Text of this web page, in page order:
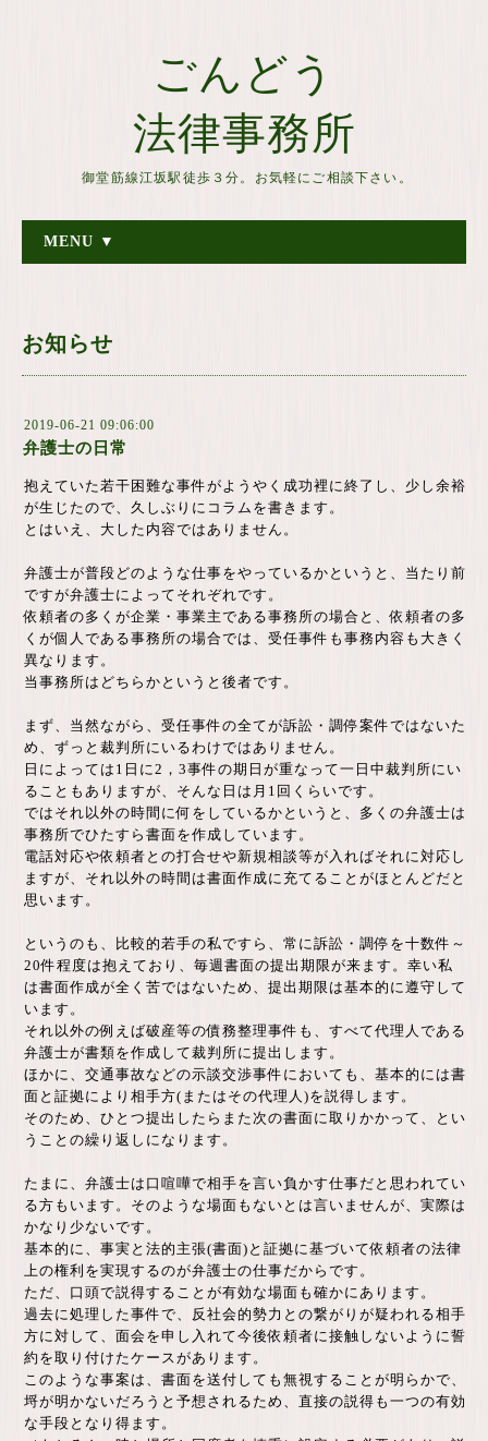
ごんどう
法律事務所
御堂筋線江坂駅徒歩３分。お気軽にご相談下さい。
MENU ▼
お知らせ
2019-06-21 09:06:00
弁護士の日常
抱えていた若干困難な事件がようやく成功裡に終了し、少し余裕
が生じたので、久しぶりにコラムを書きます。
とはいえ、大した内容ではありません。
弁護士が普段どのような仕事をやっているかというと、当たり前
ですが弁護士によってそれぞれです。
依頼者の多くが企業・事業主である事務所の場合と、依頼者の多
くが個人である事務所の場合では、受任事件も事務内容も大きく
異なります。
当事務所はどちらかというと後者です。
まず、当然ながら、受任事件の全てが訴訟・調停案件ではないた
め、ずっと裁判所にいるわけではありません。
日によっては1日に2，3事件の期日が重なって一日中裁判所にい
ることもありますが、そんな日は月1回くらいです。
ではそれ以外の時間に何をしているかというと、多くの弁護士は
事務所でひたすら書面を作成しています。
電話対応や依頼者との打合せや新規相談等が入ればそれに対応し
ますが、それ以外の時間は書面作成に充てることがほとんどだと
思います。
というのも、比較的若手の私ですら、常に訴訟・調停を十数件～
20件程度は抱えており、毎週書面の提出期限が来ます。幸い私
は書面作成が全く苦ではないため、提出期限は基本的に遵守して
います。
それ以外の例えば破産等の債務整理事件も、すべて代理人である
弁護士が書類を作成して裁判所に提出します。
ほかに、交通事故などの示談交渉事件においても、基本的には書
面と証拠により相手方(またはその代理人)を説得します。
そのため、ひとつ提出したらまた次の書面に取りかかって、とい
うことの繰り返しになります。
たまに、弁護士は口喧嘩で相手を言い負かす仕事だと思われてい
る方もいます。そのような場面もないとは言いませんが、実際は
かなり少ないです。
基本的に、事実と法的主張(書面)と証拠に基づいて依頼者の法律
上の権利を実現するのが弁護士の仕事だからです。
ただ、口頭で説得することが有効な場面も確かにあります。
過去に処理した事件で、反社会的勢力との繋がりが疑われる相手
方に対して、面会を申し入れて今後依頼者に接触しないように誓
約を取り付けたケースがあります。
このような事案は、書面を送付しても無視することが明らかで、
埒が明かないだろうと予想されるため、直接の説得も一つの有効
な手段となり得ます。